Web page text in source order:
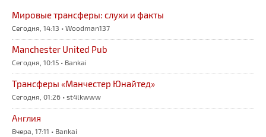
Мировые трансферы: слухи и факты
Сегодня, 14:13 • Woodman137
Manchester United Pub
Сегодня, 10:15 • Bankai
Трансферы «Манчестер Юнайтед»
Сегодня, 01:26 • st4lkwww
Англия
Вчера, 17:11 • Bankai